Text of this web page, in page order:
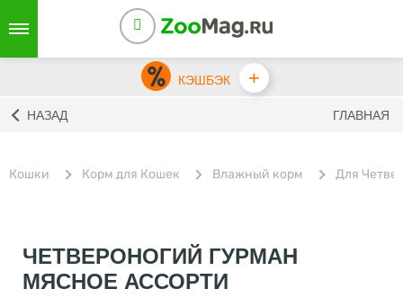
КЭШБЭК +
НАЗАД ГЛАВНАЯ
Кошки Корм для Кошек Влажный корм Для
ЧЕТВЕРОНОГИЙ ГУРМАН
МЯСНОЕ АССОРТИ